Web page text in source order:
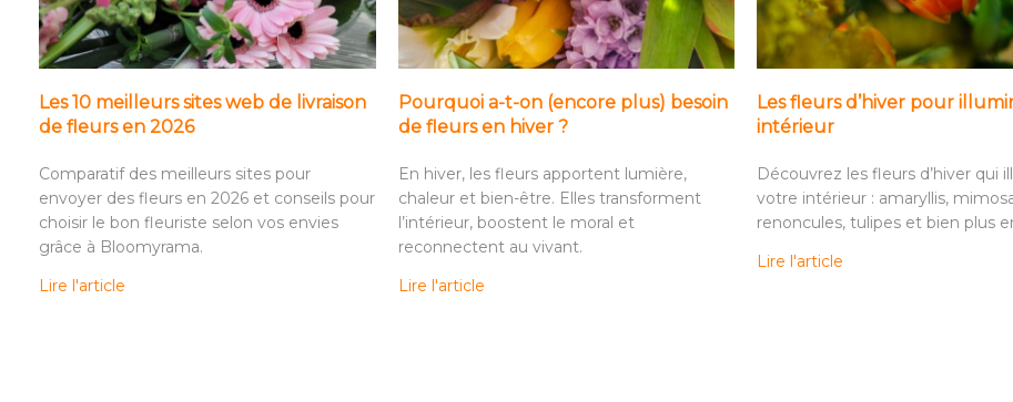
Les 10 meilleurs sites web de livraison
de fleurs en 2026
Comparatif des meilleurs sites pour
envoyer des fleurs en 2026 et conseils pour
choisir le bon fleuriste selon vos envies
grâce à Bloomyrama.
Lire l'article
Pourquoi a-t-on (encore plus) besoin
de fleurs en hiver ?
En hiver, les fleurs apportent lumière,
chaleur et bien-être. Elles transforment
l’intérieur, boostent le moral et
reconnectent au vivant.
Lire l'article
Les fleurs d’hiver pour
intérieur
Découvrez les fleurs d’hiver qui
votre intérieur : amaryllis,
renoncules, tulipes et bien plus
Lire l'article